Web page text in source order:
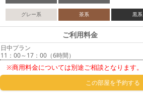
グレー系 茶系 黒系
ご利用料金
日中プラン
11：00～17：00（6時間）
※商用料金については別途ご相談となります。
この部屋を予約する